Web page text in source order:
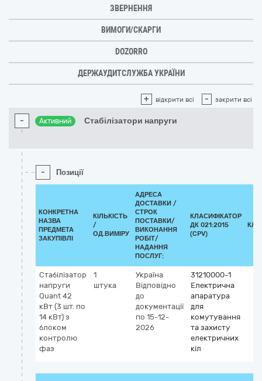
ЗВЕРНЕННЯ
ВИМОГИ/СКАРГИ
DOZORRO
ДЕРЖАУДИТСЛУЖБА УКРАЇНИ
+ відкрити всі - закрити всі
- Активний Стабілізатори напруги
- Позиції
КОНКРЕТНА
НАЗВА
ПРЕДМЕТА
ЗАКУПІВЛІ
КІЛЬКІСТЬ
/
ОД.ВИМІРУ
АДРЕСА
ДОСТАВКИ /
СТРОК
ПОСТАВКИ/
ВИКОНАННЯ
РОБІТ/
НАДАННЯ
ПОСЛУГ:
КЛАСИФІКАТОР
ДК 021:2015
(CPV)
Стабілізатор
напруги
Quant 42
кВт (3 шт. по
14 кВт) з
блоком
контролю
фаз
1
штука
Україна
Відповідно
до
документації
по 15-12-
2026
31210000-1
Електрична
апаратура
для
комутування
та захисту
електричних
кіл